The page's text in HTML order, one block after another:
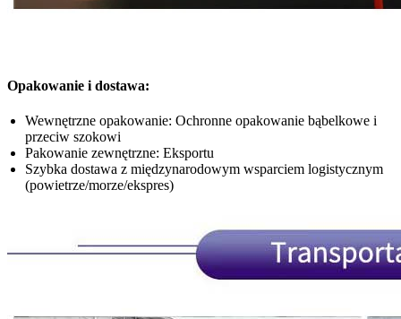
Opakowanie i dostawa:
Wewnętrzne opakowanie: Ochronne opakowanie bąbelkowe i
przeciw szokowi
Pakowanie zewnętrzne: Eksportu
Szybka dostawa z międzynarodowym wsparciem logistycznym
(powietrze/morze/ekspres)